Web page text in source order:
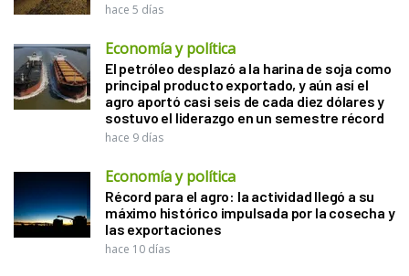
hace 5 días
Economía y política
El petróleo desplazó a la harina de soja como
principal producto exportado, y aún así el
agro aportó casi seis de cada diez dólares y
sostuvo el liderazgo en un semestre récord
hace 9 días
Economía y política
Récord para el agro: la actividad llegó a su
máximo histórico impulsada por la cosecha y
las exportaciones
hace 10 días